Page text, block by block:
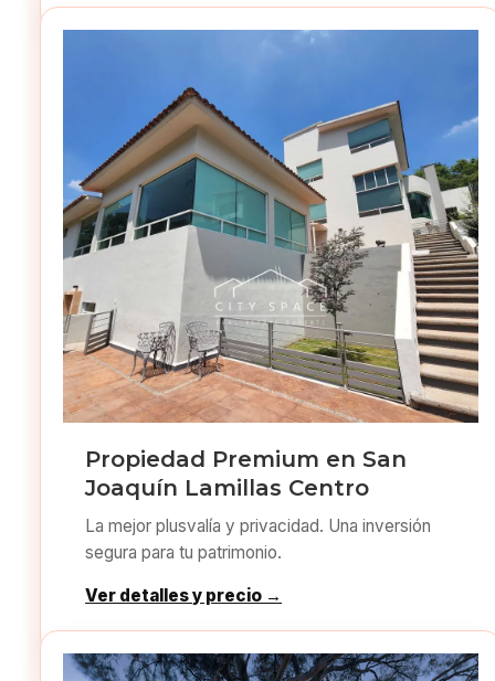
Propiedad Premium en San
Joaquín Lamillas Centro
La mejor plusvalía y privacidad. Una inversión
segura para tu patrimonio.
Ver detalles y precio →